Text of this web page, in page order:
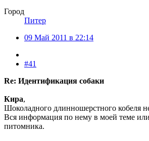
Город
Питер
09 Май 2011 в 22:14
#41
Re: Идентификация собаки
Кира,
Шоколадного длинношерстного кобеля
Вся информация по нему в моей теме
питомника.